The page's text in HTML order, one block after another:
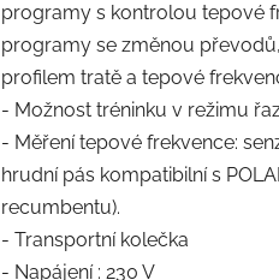
programy s kontrolou tepové
programy se změnou
profilem tratě a tepové
- Možnost tréninku v režimu
- Měření tepové frekvence:
hrudní pás kompatibilní s
recumbentu).
- Transportní kolečka
- Napájení : 230 V